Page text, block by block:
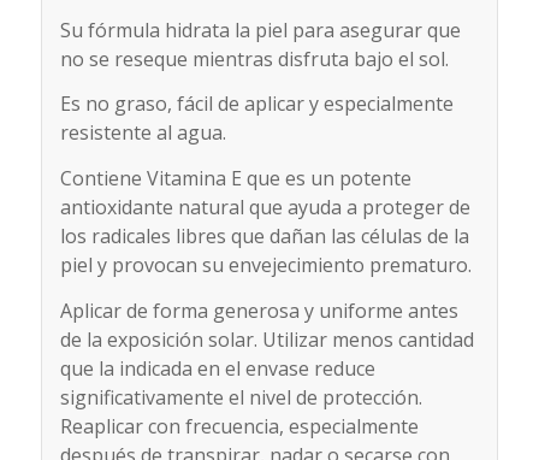
Su fórmula hidrata la piel para asegurar que
no se reseque mientras disfruta bajo el sol.
Es no graso, fácil de aplicar y especialmente
resistente al agua.
Contiene Vitamina E que es un potente
antioxidante natural que ayuda a proteger de
los radicales libres que dañan las células de la
piel y provocan su envejecimiento prematuro.
Aplicar de forma generosa y uniforme antes
de la exposición solar. Utilizar menos cantidad
que la indicada en el envase reduce
significativamente el nivel de protección.
Reaplicar con frecuencia, especialmente
después de transpirar, nadar o secarse con